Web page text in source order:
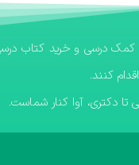
کنند.
دکتری، آوا کنار شماست.